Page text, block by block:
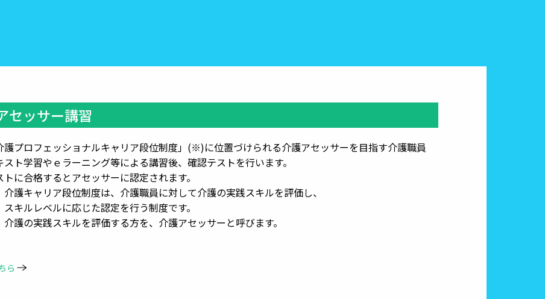
セッサー講習
護プロフェッショナルキャリア段位制度」(※)に位置づけられる介護アセッサーを目指す介護職員
ト学習やｅラーニング等による講習後、確認テストを行います。
合格するとアセッサーに認定されます。
リア段位制度は、介護職員に対して介護の実践スキルを評価し、
ベルに応じた認定を行う制度です。
践スキルを評価する方を、介護アセッサーと呼びます。
ら